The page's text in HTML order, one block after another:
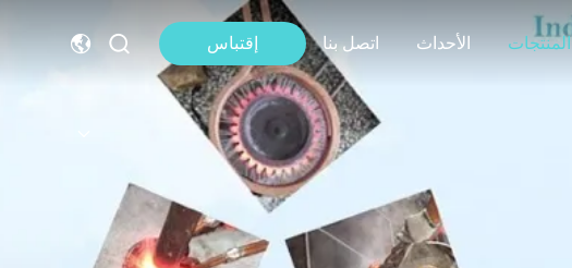
المنتجات الأحداث اتصل بنا إقتباس